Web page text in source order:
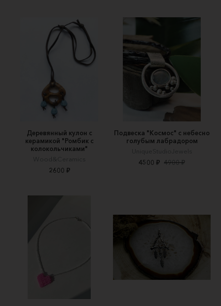
Деревянный кулон с
керамикой "Ромбик с
колокольчиками"
Wood&Ceramics
2600 ₽
Подвеска "Космос" с небесно
голубым лабрадором
UniqueStudioJewels
4500 ₽ 4900 ₽